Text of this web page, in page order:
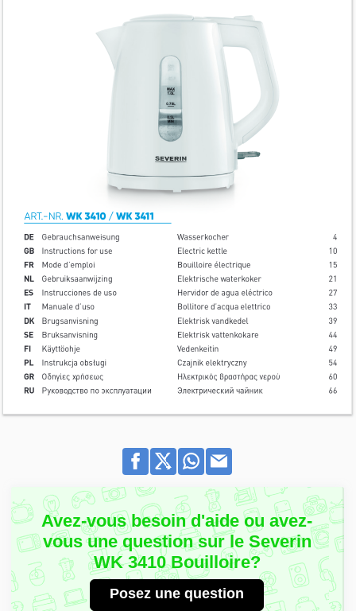
Avez-vous besoin d'aide ou avez-
vous une question sur le Severin
WK 3410 Bouilloire?
Posez une question